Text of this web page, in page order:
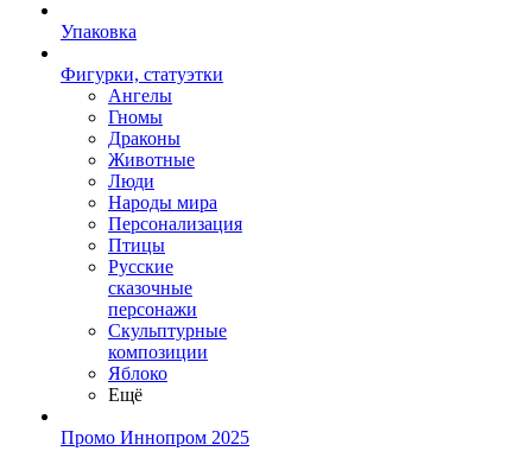
Упаковка
Фигурки, статуэтки
Ангелы
Гномы
Драконы
Животные
Люди
Народы мира
Персонализация
Птицы
Русские
сказочные
персонажи
Скульптурные
композиции
Яблоко
Ещё
Промо Иннопром 2025